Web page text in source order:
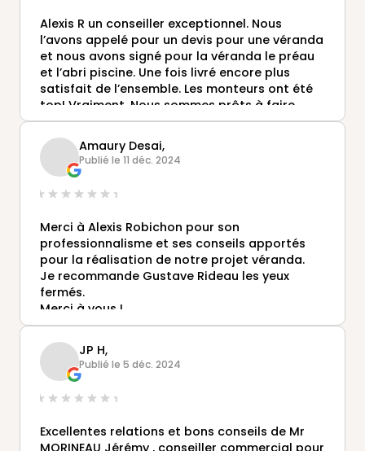
Alexis R un conseiller exceptionnel. Nous
l’avons appelé pour un devis pour une véranda
et nous avons signé pour la véranda le préau
et l’abri piscine. Une fois livré encore plus
satisfait de l’ensemble. Les monteurs ont été
top! Vraiment. Nous sommes prêts à faire
visiter pour vous convaincre d’acheter
Gustave Rideau
Amaury Desai,
Publié le 11 déc. 2024
Merci à Alexis Robichon pour son
professionnalisme et ses conseils apportés
pour la réalisation de notre projet véranda.
Je recommande Gustave Rideau les yeux
fermés.
Merci à vous !
JP H,
Publié le 5 déc. 2024
Excellentes relations et bons conseils de Mr